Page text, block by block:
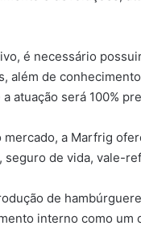
é necessário
além de
atuação será 100%
a Marfrig
seguro de vida, vale-
de
interno como um